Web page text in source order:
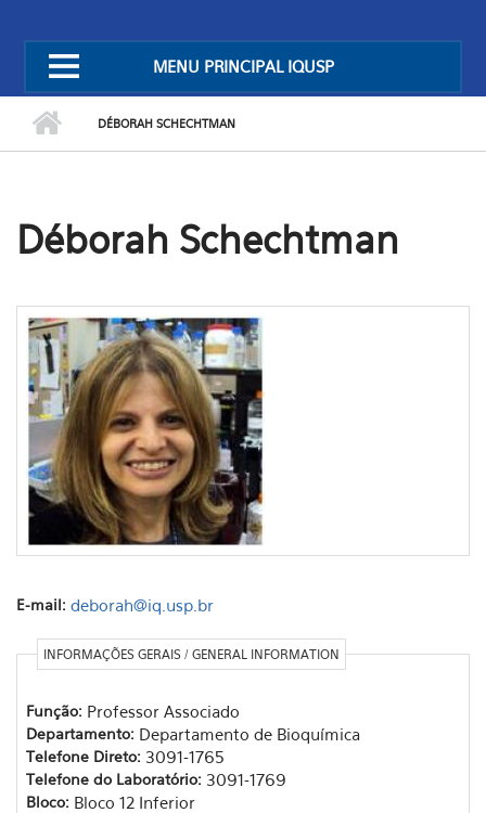
MENU PRINCIPAL IQUSP
DÉBORAH SCHECHTMAN
Déborah Schechtman
E-mail: deborah@iq.usp.br
INFORMAÇÕES GERAIS / GENERAL INFORMATION
Função: Professor Associado
Departamento: Departamento de Bioquímica
Telefone Direto: 3091-1765
Telefone do Laboratório: 3091-1769
Bloco: Bloco 12 Inferior